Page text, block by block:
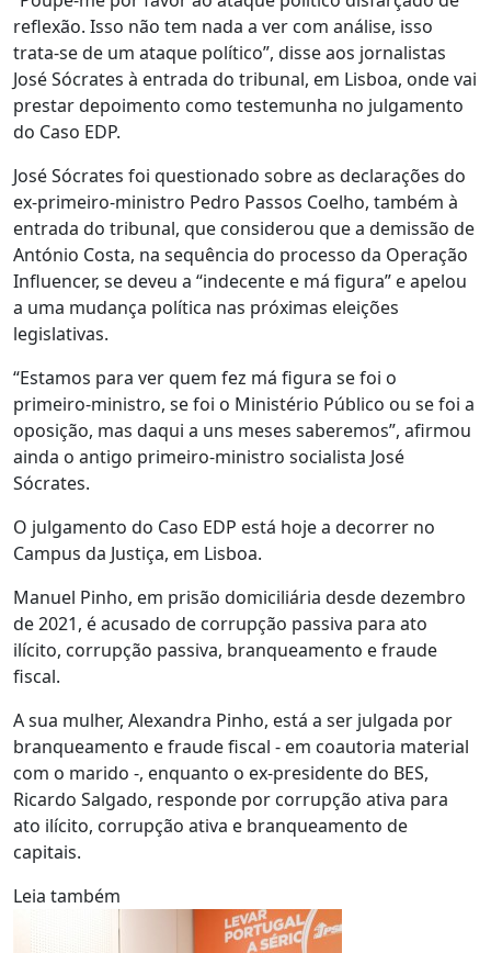
reflexão. Isso não tem nada a ver com análise, isso
trata-se de um ataque político”, disse aos jornalistas
José Sócrates à entrada do tribunal, em Lisboa, onde vai
prestar depoimento como testemunha no julgamento
do Caso EDP.
José Sócrates foi questionado sobre as declarações do
ex-primeiro-ministro Pedro Passos Coelho, também à
entrada do tribunal, que considerou que a demissão de
António Costa, na sequência do processo da Operação
Influencer, se deveu a “indecente e má figura” e apelou
a uma mudança política nas próximas eleições
legislativas.
“Estamos para ver quem fez má figura se foi o
primeiro-ministro, se foi o Ministério Público ou se foi a
oposição, mas daqui a uns meses saberemos”, afirmou
ainda o antigo primeiro-ministro socialista José
Sócrates.
O julgamento do Caso EDP está hoje a decorrer no
Campus da Justiça, em Lisboa.
Manuel Pinho, em prisão domiciliária desde dezembro
de 2021, é acusado de corrupção passiva para ato
ilícito, corrupção passiva, branqueamento e fraude
fiscal.
A sua mulher, Alexandra Pinho, está a ser julgada por
branqueamento e fraude fiscal - em coautoria material
com o marido -, enquanto o ex-presidente do BES,
Ricardo Salgado, responde por corrupção ativa para
ato ilícito, corrupção ativa e branqueamento de
capitais.
Leia também